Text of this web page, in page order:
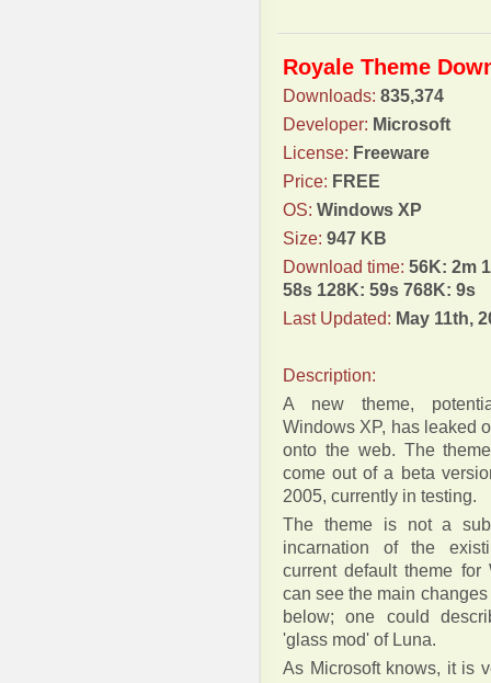
Royale Theme
Downloads: 835,374
Developer: Microsoft
License: Freeware
Price: FREE
OS: Windows XP
Size: 947 KB
Download time: 56K: 2m
58s 128K: 59s 768K: 9s
Last Updated: May 11th,
Description:
A new theme,
Windows XP, has leaked
onto the web. The
come out of a beta
2005, currently in testing.
The theme is not a
incarnation of the
current default theme for
can see the main
below; one could
'glass mod' of Luna.
As Microsoft knows, it is